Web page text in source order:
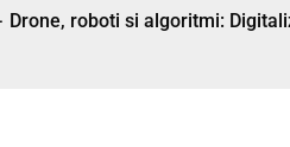
Drone, roboti si algoritmi: